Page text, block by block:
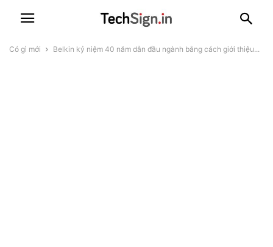
Có gì mới Belkin kỷ niệm 40 năm dẫn đầu ngành bằng cách giới thiệu...